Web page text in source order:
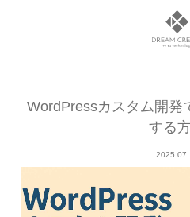
WordPressカスタム開発
する